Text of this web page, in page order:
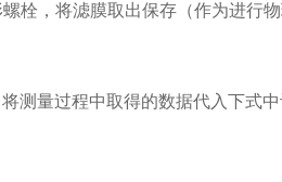
栓，将滤膜取出保存（作为进行物
测量过程中取得的数据代入下式中